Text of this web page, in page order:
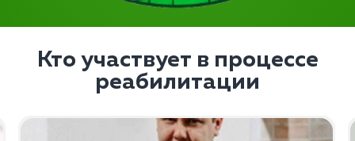
Кто участвует в процессе
реабилитации